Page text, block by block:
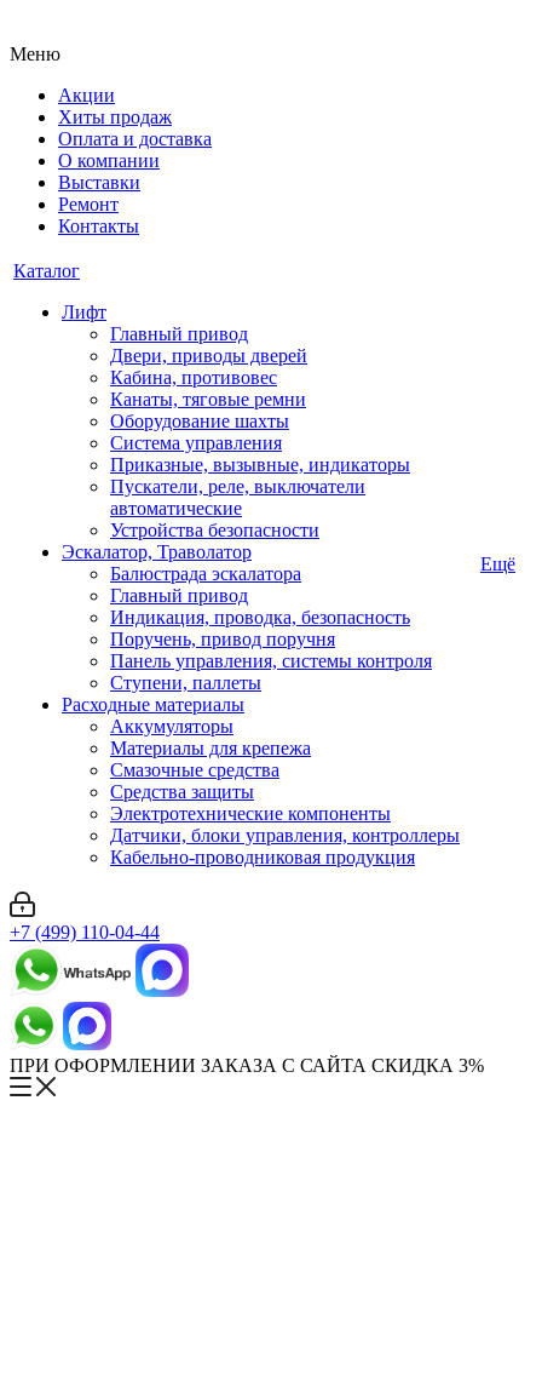
Меню
Акции
Хиты продаж
Оплата и доставка
О компании
Выставки
Ремонт
Контакты
Каталог
Лифт
Главный привод
Двери, приводы дверей
Кабина, противовес
Канаты, тяговые ремни
Оборудование шахты
Система управления
Приказные, вызывные, индикаторы
Пускатели, реле, выключатели
автоматические
Устройства безопасности
Эскалатор, Траволатор
Балюстрада эскалатора
Главный привод
Индикация, проводка, безопасность
Поручень, привод поручня
Панель управления, системы контроля
Ступени, паллеты
Расходные материалы
Аккумуляторы
Материалы для крепежа
Смазочные средства
Средства защиты
Электротехнические компоненты
Датчики, блоки управления, контроллеры
Кабельно-проводниковая продукция
Ещё
+7 (499) 110-04-44
ПРИ ОФОРМЛЕНИИ ЗАКАЗА С САЙТА СКИДКА 3%